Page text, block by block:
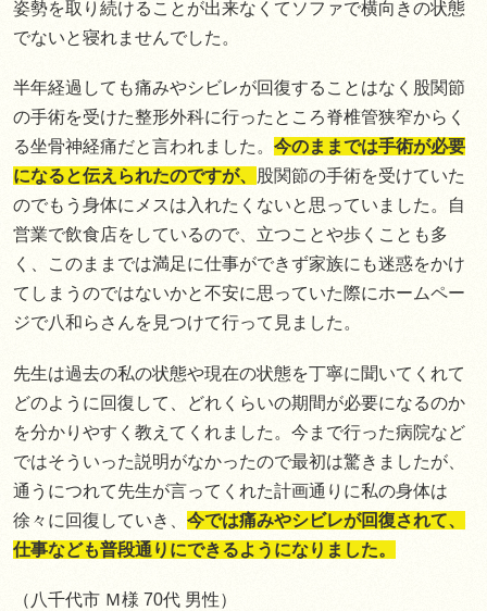
姿勢を取り続けることが出来なくてソファで横向きの状態
でないと寝れませんでした。
半年経過しても痛みやシビレが回復することはなく股関節
の手術を受けた整形外科に行ったところ脊椎管狭窄からく
る坐骨神経痛だと言われました。 今のままでは手術が必要
になると伝えられたのですが、
股関節の手術を受けていた
のでもう身体にメスは入れたくないと思っていました。自
営業で飲食店をしているので、立つことや歩くことも多
く、このままでは満足に仕事ができず家族にも迷惑をかけ
てしまうのではないかと不安に思っていた際にホームペー
ジで八和らさんを見つけて行って見ました。
先生は過去の私の状態や現在の状態を丁寧に聞いてくれて
どのように回復して、どれくらいの期間が必要になるのか
を分かりやすく教えてくれました。今まで行った病院など
ではそういった説明がなかったので最初は驚きましたが、
通うにつれて先生が言ってくれた計画通りに私の身体は
徐々に回復していき、 今では痛みやシビレが回復されて、
仕事なども普段通りにできるようになりました。
（八千代市 Ｍ様 70代 男性）